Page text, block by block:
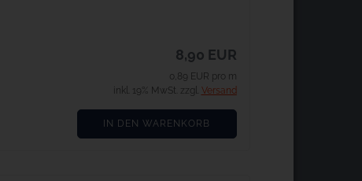
8,90 EUR
0,89 EUR pro m
inkl. 19% MwSt. zzgl. Versand
IN DEN WARENKORB